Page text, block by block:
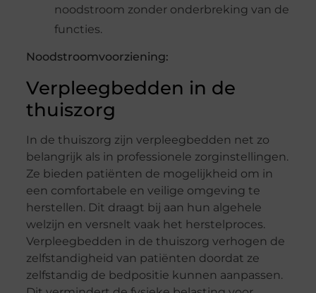
noodstroom zonder onderbreking van de
functies.
Noodstroomvoorziening:
Verpleegbedden in de
thuiszorg
In de thuiszorg zijn verpleegbedden net zo
belangrijk als in professionele zorginstellingen.
Ze bieden patiënten de mogelijkheid om in
een comfortabele en veilige omgeving te
herstellen. Dit draagt bij aan hun algehele
welzijn en versnelt vaak het herstelproces.
Verpleegbedden in de thuiszorg verhogen de
zelfstandigheid van patiënten doordat ze
zelfstandig de bedpositie kunnen aanpassen.